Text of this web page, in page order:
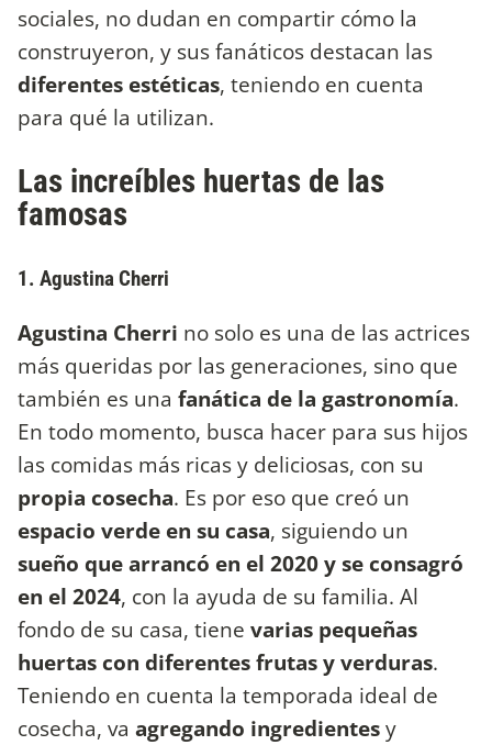
sociales, no dudan en compartir cómo la
construyeron, y sus fanáticos destacan las
diferentes estéticas, teniendo en cuenta
para qué la utilizan.
Las increíbles huertas de las
famosas
1. Agustina Cherri
Agustina Cherri no solo es una de las actrices
más queridas por las generaciones, sino que
también es una fanática de la gastronomía.
En todo momento, busca hacer para sus hijos
las comidas más ricas y deliciosas, con su
propia cosecha. Es por eso que creó un
espacio verde en su casa, siguiendo un
sueño que arrancó en el 2020 y se consagró
en el 2024, con la ayuda de su familia. Al
fondo de su casa, tiene varias pequeñas
huertas con diferentes frutas y verduras.
Teniendo en cuenta la temporada ideal de
cosecha, va agregando ingredientesy